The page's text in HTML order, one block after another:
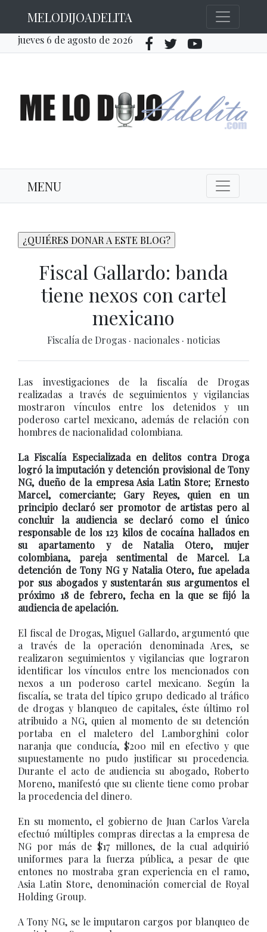
MELODIJOADELITA
jueves 6 de agosto de 2026
MENU
Fiscal Gallardo: banda
tiene nexos con cartel
mexicano
Fiscalía de Drogas · nacionales · noticias
Las investigaciones de la fiscalía de Drogas
realizadas a través de seguimientos y vigilancias
mostraron vínculos entre los detenidos y un
poderoso cartel mexicano, además de relación con
hombres de nacionalidad colombiana.
La Fiscalía Especializada en delitos contra Droga
logró la imputación y detención provisional de Tony
NG, dueño de la empresa Asia Latin Store; Ernesto
Marcel, comerciante; Gary Reyes, quien en un
principio declaró ser promotor de artistas pero al
concluir la audiencia se declaró como el único
responsable de los 123 kilos de cocaína hallados en
su apartamento y de Natalia Otero, mujer
colombiana, pareja sentimental de Marcel. La
detención de Tony NG y Natalia Otero, fue apelada
por sus abogados y sustentarán sus argumentos el
próximo 18 de febrero, fecha en la que se fijó la
audiencia de apelación.
El fiscal de Drogas, Miguel Gallardo, argumentó que
a través de la operación denominada Ares, se
realizaron seguimientos y vigilancias que lograron
identificar los vínculos entre los mencionados con
nexos a un poderoso cartel mexicano. Según la
fiscalía, se trata del típico grupo dedicado al tráfico
de drogas y blanqueo de capitales, éste último rol
atribuido a NG, quien al momento de su detención
portaba en el maletero del Lamborghini color
naranja que conducía, $200 mil en efectivo y que
supuestamente no pudo justificar su procedencia.
Durante el acto de audiencia su abogado, Roberto
Moreno, manifestó que su cliente tiene como probar
la procedencia del dinero.
En su momento, el gobierno de Juan Carlos Varela
efectuó múltiples compras directas a la empresa de
NG por más de $17 millones, de la cual adquirió
uniformes para la fuerza pública, a pesar de que
entones no mostraba gran experiencia en el ramo,
Asia Latin Store, denominación comercial de Royal
Holding Group.
A Tony NG, se le imputaron cargos por blanqueo de